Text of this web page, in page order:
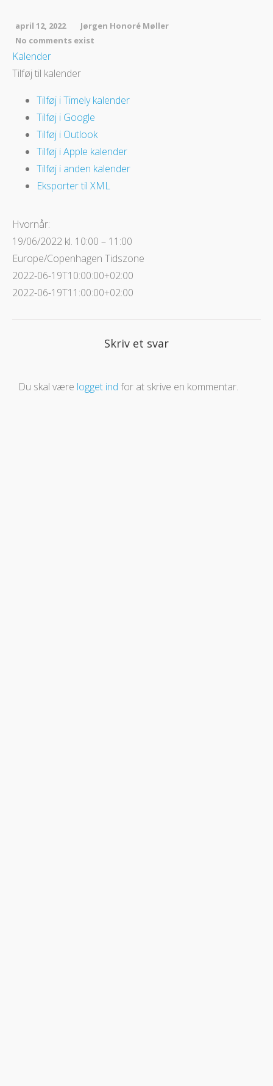
april 12, 2022
Jørgen Honoré Møller
No comments exist
Kalender
Tilføj til kalender
Tilføj i Timely kalender
Tilføj i Google
Tilføj i Outlook
Tilføj i Apple kalender
Tilføj i anden kalender
Eksporter til XML
Hvornår:
19/06/2022 kl. 10:00 – 11:00
Europe/Copenhagen Tidszone
2022-06-19T10:00:00+02:00
2022-06-19T11:00:00+02:00
Skriv et svar
Du skal være logget ind for at skrive en kommentar.